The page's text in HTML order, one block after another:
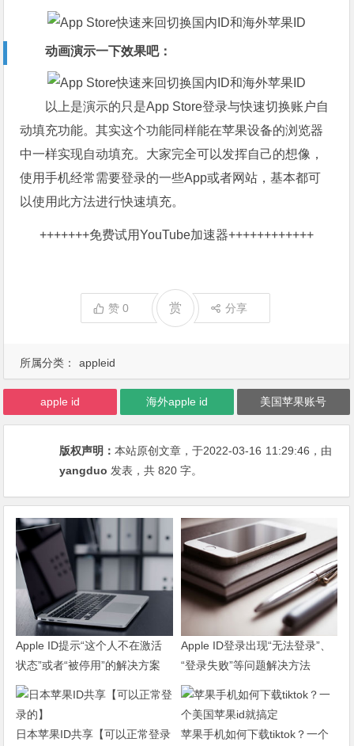
所属分类： appleid
动画演示一下效果吧：
以上是演示的只是App Store登录与快速切换账户自
动填充功能。其实这个功能同样能在苹果设备的浏览器
中一样实现自动填充。大家完全可以发挥自己的想像，
使用手机经常需要登录的一些App或者网站，基本都可
以使用此方法进行快速填充。
+++++++免费试用YouTube加速器++++++++++++
赞0 赏 分享
apple id 海外apple id 美国苹果账号
版权声明：本站原创文章，于2022-03-16 11:29:46 ，由
yangduo 发表，共 820 字。
Apple ID提示“这个人不在激活
状态”或者“被停用”的解决方案
Apple ID登录出现“无法登录”、
“登录失败”等问题解决方法
日本苹果ID共享【可以正常登录
苹果手机如何下载tiktok？一个